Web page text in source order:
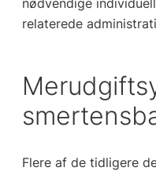
nødvendige
relaterede
Flere af de tidligere